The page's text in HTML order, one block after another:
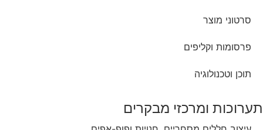
סרטוני מוצר
פרסומות וקליפים
תוכן וטכנולוגיה
תערוכות ומרכזי מבקרים